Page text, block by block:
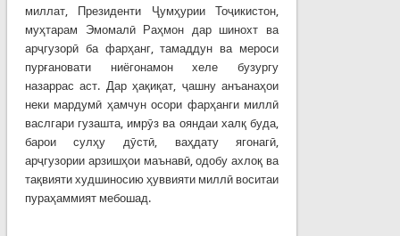
миллат, Президенти Ҷумҳурии Тоҷикистон,
муҳтарам Эмомалӣ Раҳмон дар шинохт ва
арҷгузорӣ ба фарҳанг, тамаддун ва мероси
пурғановати ниёгонамон хеле бузургу
назаррас аст. Дар ҳақиқат, ҷашну анъанаҳои
неки мардумӣ ҳамчун осори фарҳанги миллӣ
васлгари гузашта, имрӯз ва ояндаи халқ буда,
барои сулҳу дӯстӣ, ваҳдату ягонагӣ,
арҷгузории арзишҳои маънавӣ, одобу ахлоқ ва
тақвияти худшиносию ҳуввияти миллӣ воситаи
пураҳаммият мебошад.